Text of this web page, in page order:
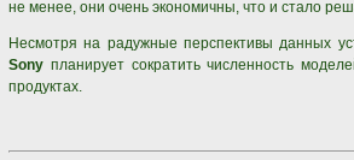
не менее, они очень экономичны, что и стало
Несмотря на радужные перспективы данных
Sony планирует сократить численность
продуктах.